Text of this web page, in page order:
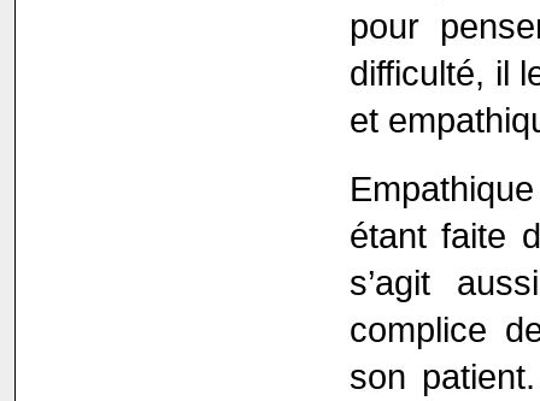
pour
difficulté, il
et
étant faite
s’agit
complice
son